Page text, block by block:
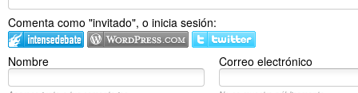
Comenta como "invitado", o inicia sesión:
Nombre Correo electrónico